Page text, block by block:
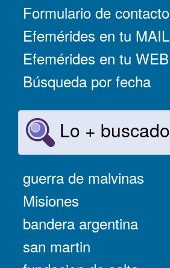
Formulario de contacto
Efemérides en tu MAIL
Efemérides en tu WEB
Búsqueda por fecha
Lo + buscado
guerra de malvinas
Misiones
bandera argentina
san martin